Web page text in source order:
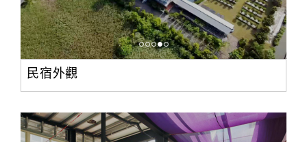
民宿外觀